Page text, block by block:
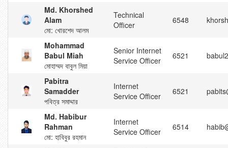
Md. Khorshed
Alam
মো: খোরশেদ আলম
Technical
Officer
6548
Mohammad
Babul Miah
মোহাম্মদ বাবুল মিয়া
Senior Internet
Service Officer
6521
Pabitra
Samadder
পবিত্র সমাদ্দার
Internet
Service Officer
6521
Md. Habibur
Rahman
মো: হাবিবুর রহমান
Internet
Service Officer
6514